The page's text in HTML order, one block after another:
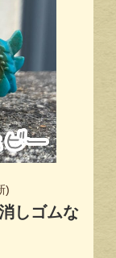
)
しゴムな